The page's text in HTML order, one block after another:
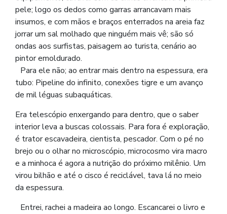
pele; logo os dedos como garras arrancavam mais
insumos, e com mãos e braços enterrados na areia faz
jorrar um sal molhado que ninguém mais vê; são só
ondas aos surfistas, paisagem ao turista, cenário ao
pintor emoldurado.
Para ele não; ao entrar mais dentro na espessura, era
tubo: Pipeline do infinito, conexões tigre e um avanço
de mil léguas subaquáticas.
Era telescópio enxergando para dentro, que o saber
interior leva a buscas colossais. Para fora é exploração,
é trator escavadeira, cientista, pescador. Com o pé no
brejo ou o olhar no microscópio, microcosmo vira macro
e a minhoca é agora a nutrição do próximo milênio. Um
virou bilhão e até o cisco é reciclável, tava lá no meio
da espessura.
Entrei, rachei a madeira ao longo. Escancarei o livro e